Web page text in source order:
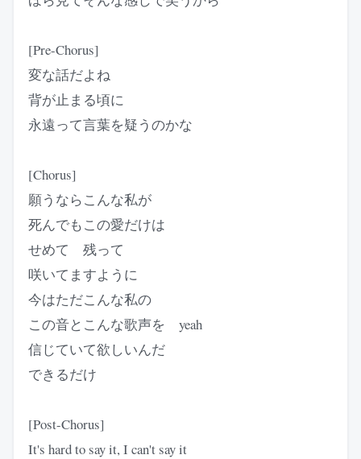
[Pre-Chorus]
変な話だよね
背が止まる頃に
永遠って言葉を疑うのかな
[Chorus]
願うならこんな私が
死んでもこの愛だけは
せめて 残って
咲いてますように
今はただこんな私の
この音とこんな歌声を yeah
信じていて欲しいんだ
できるだけ
[Post-Chorus]
It's hard to say it, I can't say it